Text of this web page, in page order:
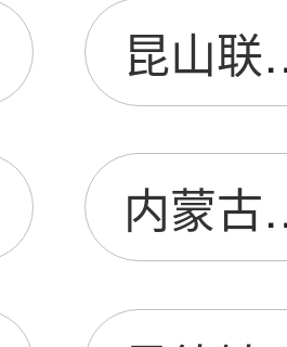
昆山
内蒙古草